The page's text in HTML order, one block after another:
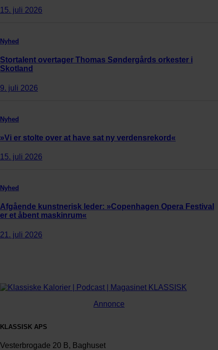
15. juli 2026
Nyhed
Stortalent overtager Thomas Søndergårds orkester i
Skotland
9. juli 2026
Nyhed
»Vi er stolte over at have sat ny verdensrekord«
15. juli 2026
Nyhed
Afgående kunstnerisk leder: »Copenhagen Opera Festival
er et åbent maskinrum«
21. juli 2026
Annonce
KLASSISK APS
Vesterbrogade 20 B, Baghuset